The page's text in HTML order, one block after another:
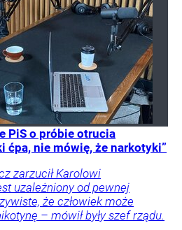
PiS o próbie otrucia
ćpa, nie mówię, że narkotyki”
zarzucił Karolowi
uzależniony od pewnej
że człowiek może
– mówił były szef rządu.